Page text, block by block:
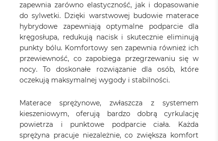
zapewnia zarówno elastyczność, jak i dopasowanie
do sylwetki. Dzięki warstwowej budowie materace
hybrydowe zapewniają optymalne podparcie dla
kręgosłupa, redukują nacisk i skutecznie eliminują
punkty bólu. Komfortowy sen zapewnia również ich
przewiewność, co zapobiega przegrzewaniu się w
nocy. To doskonałe rozwiązanie dla osób, które
oczekują maksymalnej wygody i stabilności.
Materace sprężynowe, zwłaszcza z systemem
kieszeniowym, oferują bardzo dobrą cyrkulację
powietrza i punktowe podparcie ciała. Każda
sprężyna pracuje niezależnie, co zwiększa komfort